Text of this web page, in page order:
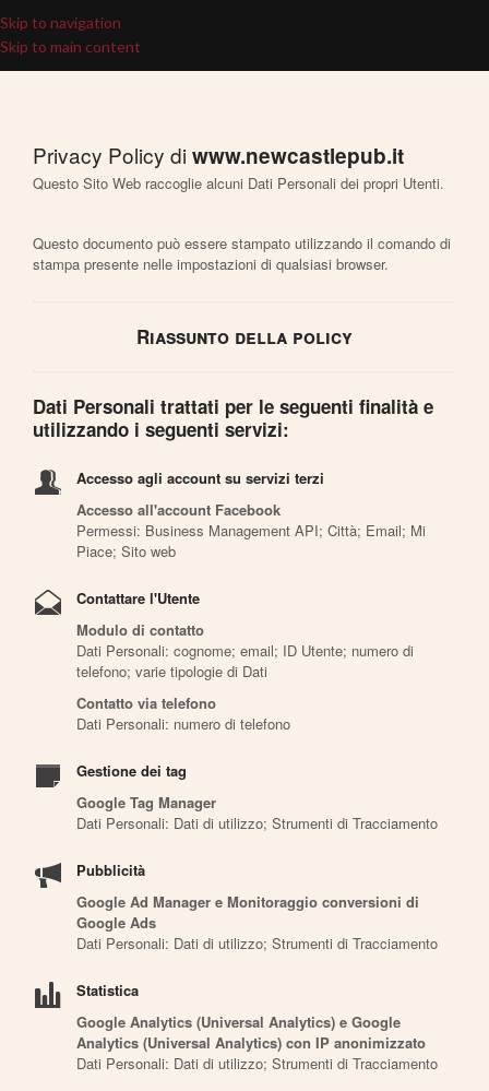
Skip to navigation
Skip to main content
Privacy Policy di www.newcastlepub.it
Questo Sito Web raccoglie alcuni Dati Personali dei propri Utenti.
Questo documento può essere stampato utilizzando il comando di
stampa presente nelle impostazioni di qualsiasi browser.
Riassunto della policy
Dati Personali trattati per le seguenti finalità e
utilizzando i seguenti servizi:
Accesso agli account su servizi terzi
Accesso all'account Facebook
Permessi: Business Management API; Città; Email; Mi
Piace; Sito web
Contattare l'Utente
Modulo di contatto
Dati Personali: cognome; email; ID Utente; numero di
telefono; varie tipologie di Dati
Contatto via telefono
Dati Personali: numero di telefono
Gestione dei tag
Google Tag Manager
Dati Personali: Dati di utilizzo; Strumenti di Tracciamento
Pubblicità
Google Ad Manager e Monitoraggio conversioni di
Google Ads
Dati Personali: Dati di utilizzo; Strumenti di Tracciamento
Statistica
Google Analytics (Universal Analytics) e Google
Analytics (Universal Analytics) con IP anonimizzato
Dati Personali: Dati di utilizzo; Strumenti di Tracciamento